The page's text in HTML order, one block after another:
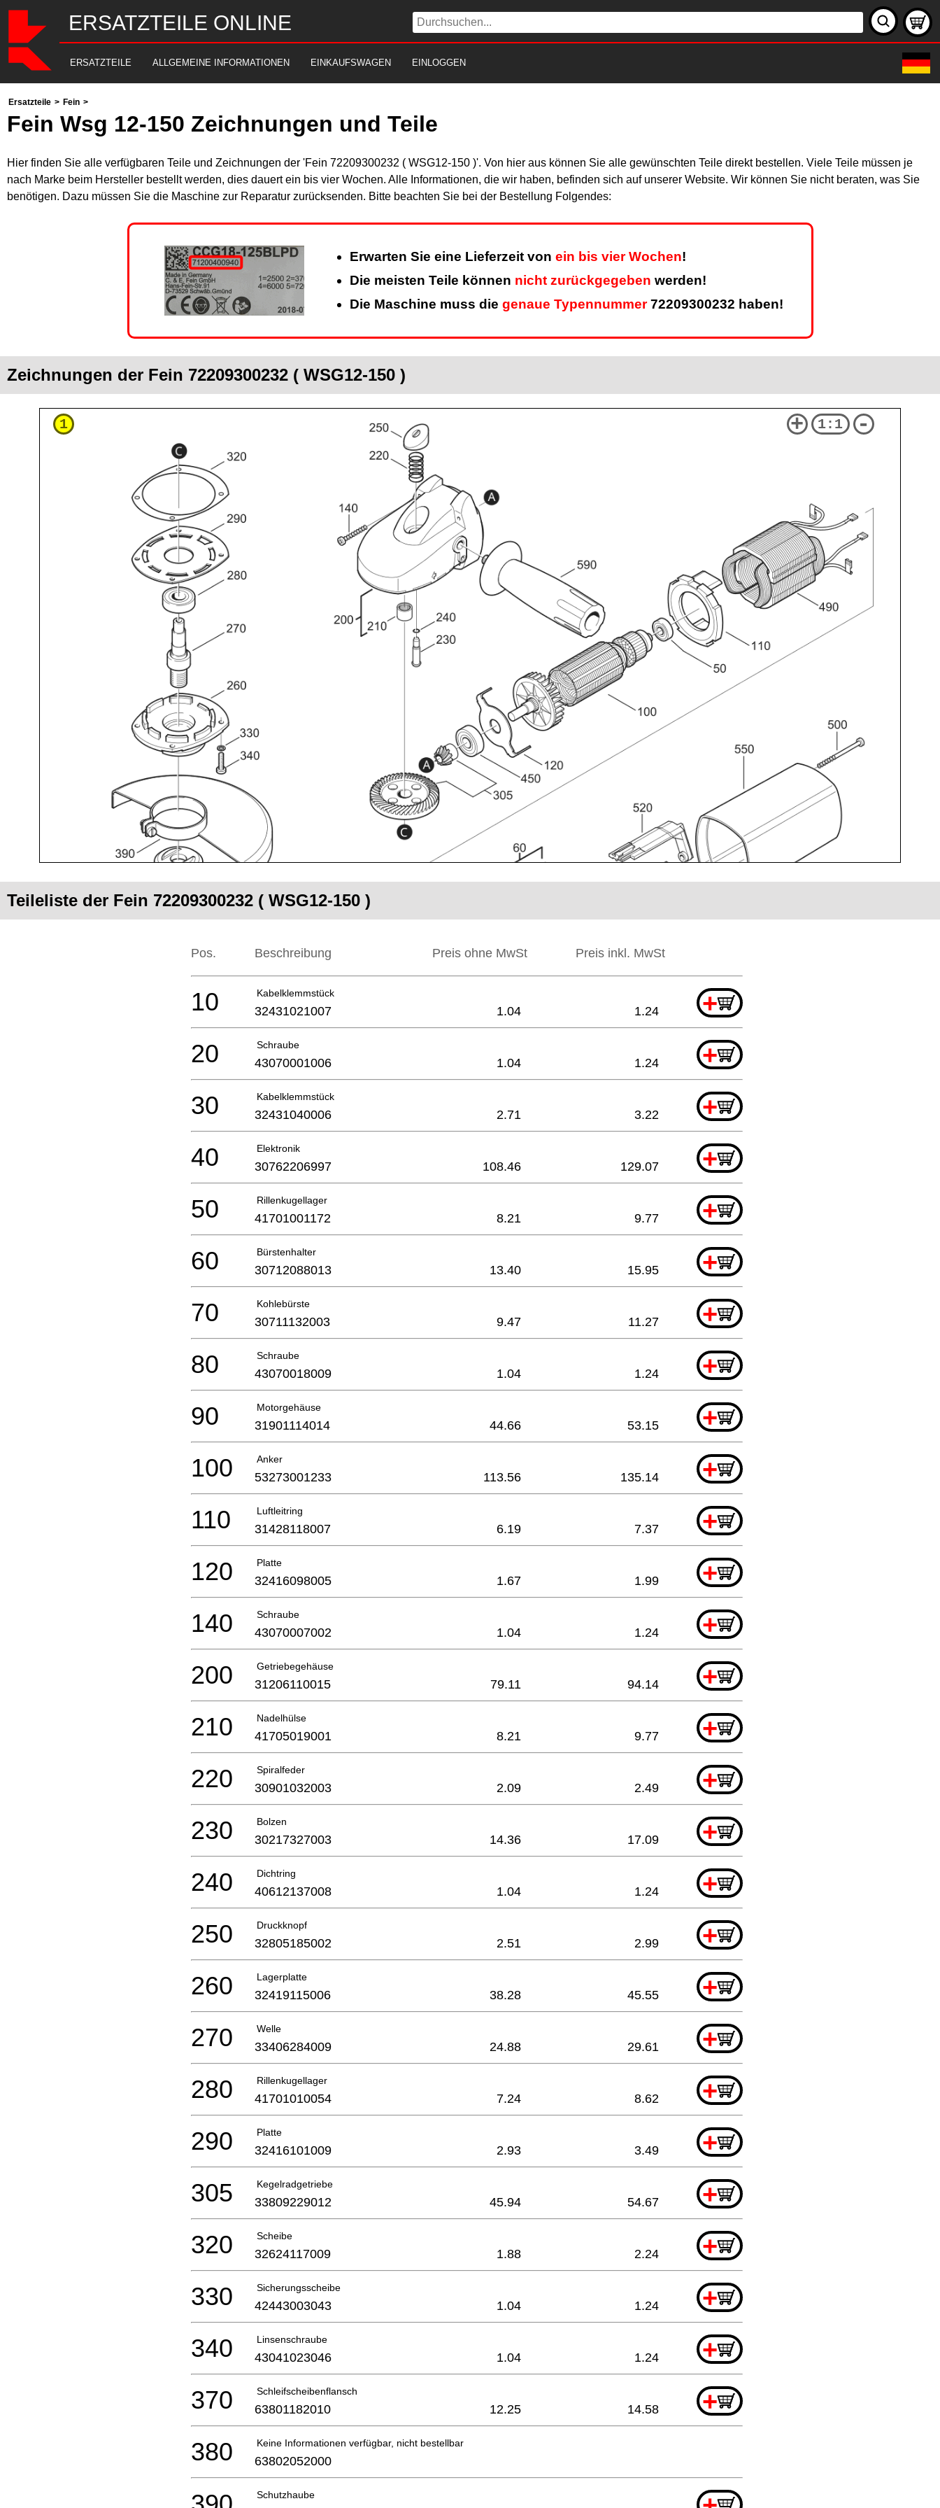
ERSATZTEILE ONLINE
ERSATZTEILE ALLGEMEINE INFORMATIONEN EINKAUFSWAGEN EINLOGGEN
Ersatzteile > Fein >
Fein Wsg 12-150 Zeichnungen und Teile
Hier finden Sie alle verfügbaren Teile und Zeichnungen der 'Fein 72209300232 ( WSG12-150 )'. Von hier aus können Sie alle gewünschten Teile direkt bestellen. Viele Teile müssen je
nach Marke beim Hersteller bestellt werden, dies dauert ein bis vier Wochen. Alle Informationen, die wir haben, befinden sich auf unserer Website. Wir können Sie nicht beraten, was Sie
benötigen. Dazu müssen Sie die Maschine zur Reparatur zurücksenden. Bitte beachten Sie bei der Bestellung Folgendes:
Erwarten Sie eine Lieferzeit von ein bis vier Wochen!
Die meisten Teile können nicht zurückgegeben werden!
Die Maschine muss die genaue Typennummer72209300232 haben!
Zeichnungen der Fein 72209300232 ( WSG12-150 )
1 + 1:1 -
Teileliste der Fein 72209300232 ( WSG12-150 )
Pos. Beschreibung Preis ohne MwSt Preis inkl. MwSt
Kabelklemmstück +
10 32431021007 1.04 1.24
Schraube +
20 43070001006 1.04 1.24
Kabelklemmstück +
30 32431040006 2.71 3.22
Elektronik +
40 30762206997 108.46 129.07
Rillenkugellager +
50 41701001172 8.21 9.77
Bürstenhalter +
60 30712088013 13.40 15.95
Kohlebürste +
70 30711132003 9.47 11.27
Schraube +
80 43070018009 1.04 1.24
Motorgehäuse +
90 31901114014 44.66 53.15
Anker +
100 53273001233 113.56 135.14
Luftleitring +
110 31428118007 6.19 7.37
Platte +
120 32416098005 1.67 1.99
Schraube +
140 43070007002 1.04 1.24
Getriebegehäuse +
200 31206110015 79.11 94.14
Nadelhülse +
210 41705019001 8.21 9.77
Spiralfeder +
220 30901032003 2.09 2.49
Bolzen +
230 30217327003 14.36 17.09
Dichtring +
240 40612137008 1.04 1.24
Druckknopf +
250 32805185002 2.51 2.99
Lagerplatte +
260 32419115006 38.28 45.55
Welle +
270 33406284009 24.88 29.61
Rillenkugellager +
280 41701010054 7.24 8.62
Platte +
290 32416101009 2.93 3.49
Kegelradgetriebe +
305 33809229012 45.94 54.67
Scheibe +
320 32624117009 1.88 2.24
Sicherungsscheibe +
330 42443003043 1.04 1.24
Linsenschraube +
340 43041023046 1.04 1.24
Schleifscheibenflansch +
370 63801182010 12.25 14.58
Keine Informationen verfügbar, nicht bestellbar
380 63802052000
Schutzhaube